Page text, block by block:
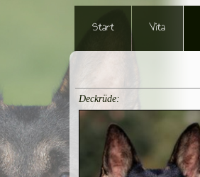
Start Vita
Deckrüde: